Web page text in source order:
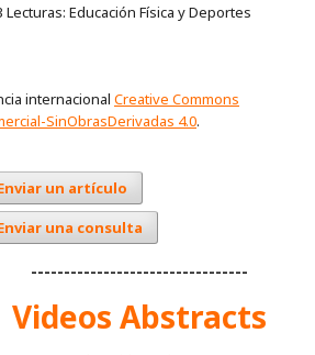
Educación Física y Deportes
internacional Creative Commons
SinObrasDerivadas 4.0.
un artículo
una consulta
---------------------------------
Videos Abstracts